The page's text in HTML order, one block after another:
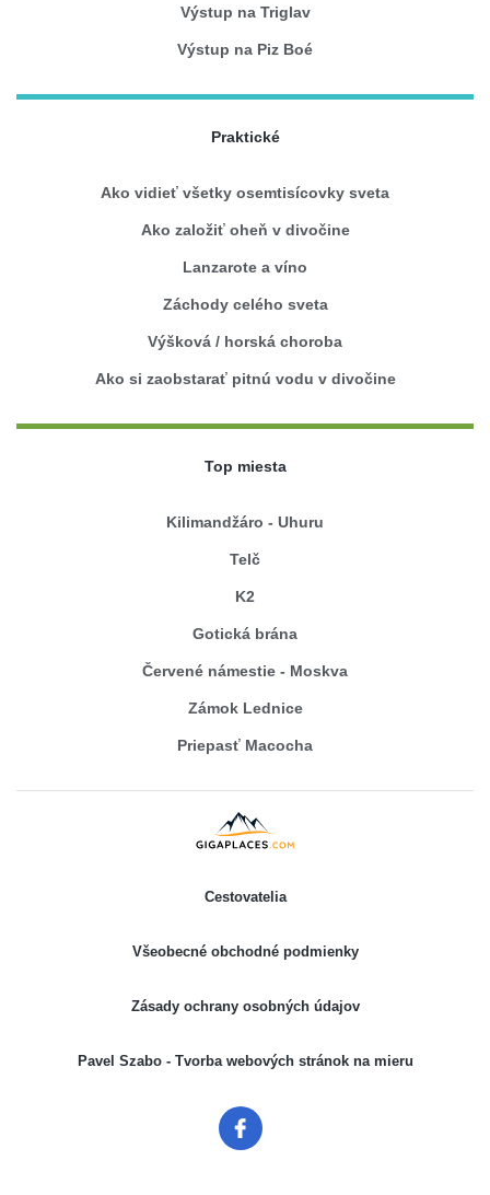
Výstup na Triglav
Výstup na Piz Boé
Praktické
Ako vidieť všetky osemtisícovky sveta
Ako založiť oheň v divočine
Lanzarote a víno
Záchody celého sveta
Výšková / horská choroba
Ako si zaobstarať pitnú vodu v divočine
Top miesta
Kilimandžáro - Uhuru
Telč
K2
Gotická brána
Červené námestie - Moskva
Zámok Lednice
Priepasť Macocha
Cestovatelia
Všeobecné obchodné podmienky
Zásady ochrany osobných údajov
Pavel Szabo - Tvorba webových stránok na mieru